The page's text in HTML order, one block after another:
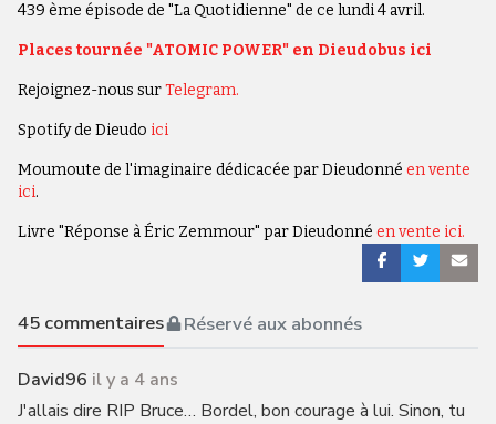
439 ème épisode de "La Quotidienne" de ce lundi 4 avril.
Places tournée "ATOMIC POWER" en Dieudobus ici
Rejoignez-nous surTelegram.
Spotify de Dieudo ici
Moumoute de l'imaginaire dédicacée par Dieudonné en vente
ici.
Livre "Réponse à Éric Zemmour" par Dieudonné en vente ici.
45commentaires Réservé aux abonnés
David96 il y a 4 ans
J'allais dire RIP Bruce… Bordel, bon courage à lui. Sinon, tu